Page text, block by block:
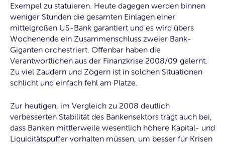
Exempel zu statuieren. Heute dagegen werden binnen
weniger Stunden die gesamten Einlagen einer
mittelgroßen US-Bank garantiert und es wird übers
Wochenende ein Zusammenschluss zweier Bank-
Giganten orchestriert. Offenbar haben die
Verantwortlichen aus der Finanzkrise 2008/09 gelernt.
Zu viel Zaudern und Zögern ist in solchen Situationen
schlicht und einfach fehl am Platze.
Zur heutigen, im Vergleich zu 2008 deutlich
verbesserten Stabilität des Bankensektors trägt auch bei,
dass Banken mittlerweile wesentlich höhere Kapital- und
Liquiditätspuffer vorhalten müssen, um besser für Krisen